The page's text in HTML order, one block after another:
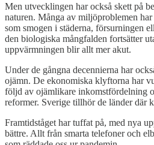
Men utvecklingen har också skett på
naturen. Många av miljöproblemen
som smogen i städerna, försurningen
den biologiska mångfalden fortsätter
uppvärmningen blir allt mer akut.
Under de gångna decennierna har
ojämn. De ekonomiska klyftorna har
följd av ojämlikare inkomstfördelning
reformer. Sverige tillhör de länder där
Framtidståget har tuffat på, med nya
bättre. Allt från smarta telefoner och